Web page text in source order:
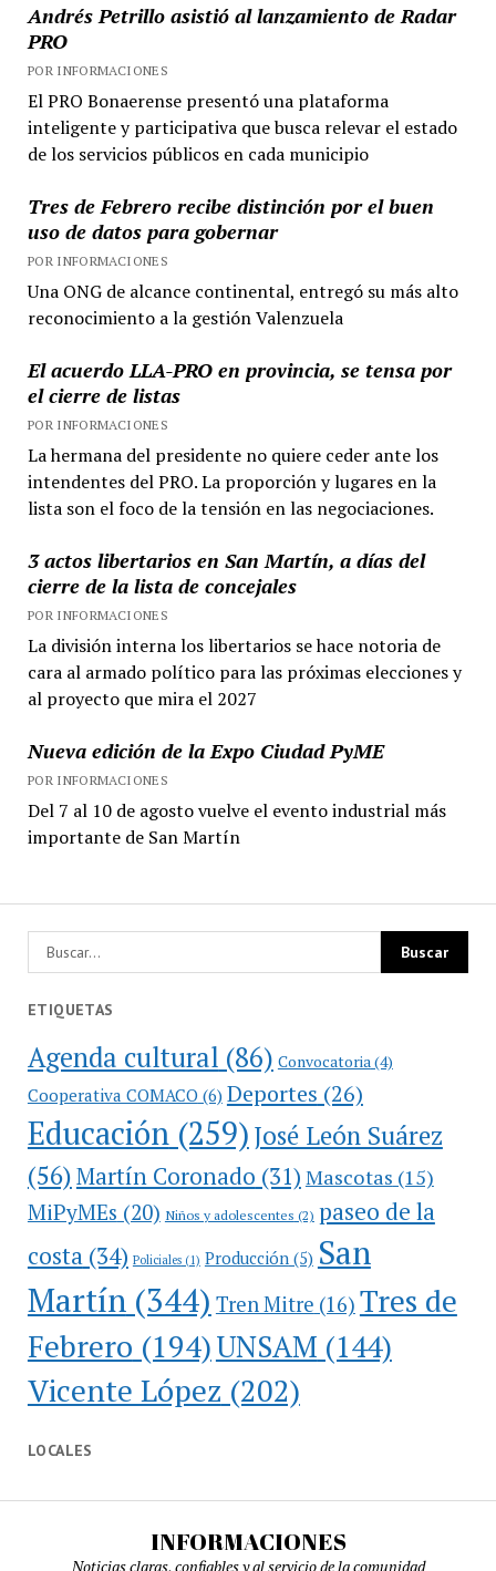
Andrés Petrillo asistió al lanzamiento de Radar
PRO
POR INFORMACIONES
El PRO Bonaerense presentó una plataforma
inteligente y participativa que busca relevar el estado
de los servicios públicos en cada municipio
Tres de Febrero recibe distinción por el buen
uso de datos para gobernar
POR INFORMACIONES
Una ONG de alcance continental, entregó su más alto
reconocimiento a la gestión Valenzuela
El acuerdo LLA-PRO en provincia, se tensa por
el cierre de listas
POR INFORMACIONES
La hermana del presidente no quiere ceder ante los
intendentes del PRO. La proporción y lugares en la
lista son el foco de la tensión en las negociaciones.
3 actos libertarios en San Martín, a días del
cierre de la lista de concejales
POR INFORMACIONES
La división interna los libertarios se hace notoria de
cara al armado político para las próximas elecciones y
al proyecto que mira el 2027
Nueva edición de la Expo Ciudad PyME
POR INFORMACIONES
Del 7 al 10 de agosto vuelve el evento industrial más
importante de San Martín
ETIQUETAS
Agenda cultural (86) Convocatoria (4)
Cooperativa COMACO(6) Deportes (26)
Educación(259)José León Suárez
(56)Martín Coronado (31) Mascotas (15)
MiPyMEs (20) Niños y adolescentes (2) paseo de la
costa(34) Policiales(1) Producción(5) San
Martín(344) Tren Mitre (16) Tres de
Febrero (194)UNSAM (144)
Vicente López (202)
LOCALES
INFORMACIONES
Noticias claras, confiables y al servicio de la comunidad